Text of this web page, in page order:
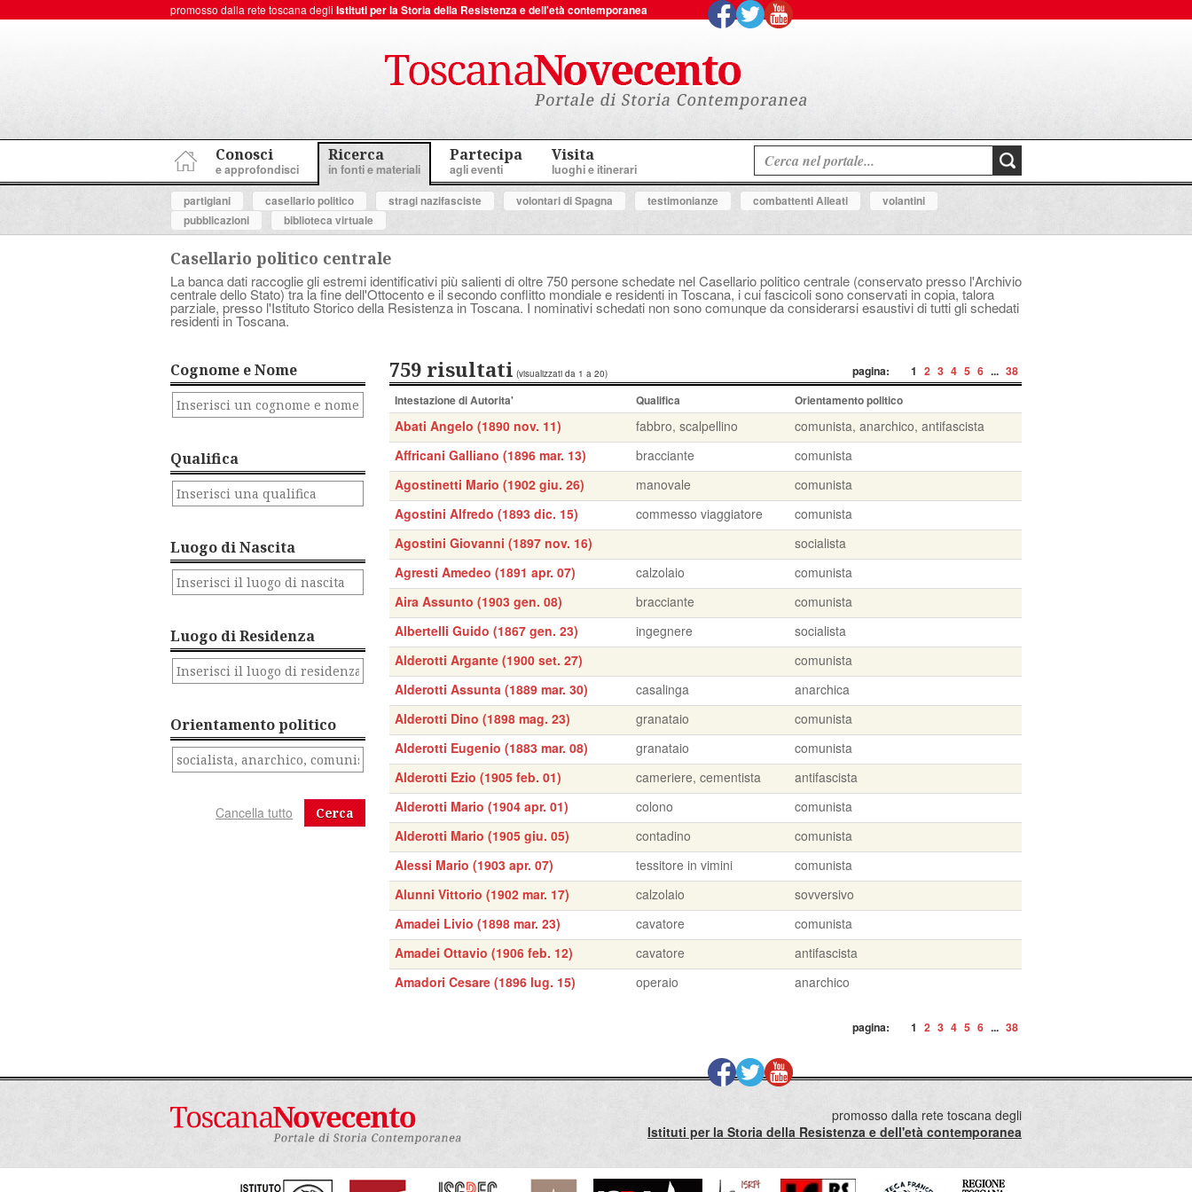
promosso dalla rete toscana degli Istituti per la Storia della Resistenza e dell'età contemporanea
Conosci
e approfondisci
Ricerca
in fonti e materiali
Partecipa
agli eventi
Visita
luoghi e itinerari
partigiani
casellario politico stragi nazifasciste volontari di Spagna testimonianze combattenti Alleati
volantini
pubblicazioni
biblioteca virtuale
Casellario politico centrale
La banca dati raccoglie gli estremi identificativi più salienti di oltre 750 persone schedate nel Casellario politico centrale (conservato presso l'Archivio
centrale dello Stato) tra la fine dell'Ottocento e il secondo conflitto mondiale e residenti in Toscana, i cui fascicoli sono conservati in copia, talora
parziale, presso l'Istituto Storico della Resistenza in Toscana. I nominativi schedati non sono comunque da considerarsi esaustivi di tutti gli schedati
residenti in Toscana.
Cognome e Nome
Qualifica
Luogo di Nascita
Luogo di Residenza
Orientamento politico
Cerca
pagina: 1 2 3 4 5 6 ... 38
759 risultati (visualizzati da 1 a 20)
Intestazione di Autorita' Qualifica Orientamento politico
Abati Angelo (1890 nov. 11) fabbro, scalpellino
comunista, anarchico, antifascista
Affricani Galliano (1896 mar. 13)
bracciante
comunista
Agostinetti Mario (1902 giu. 26)
manovale
comunista
Agostini Alfredo (1893 dic. 15)
commesso viaggiatore
comunista
Agostini Giovanni (1897 nov. 16)
socialista
Agresti Amedeo (1891 apr. 07)
calzolaio
comunista
Aira Assunto (1903 gen. 08)
bracciante
comunista
Albertelli Guido (1867 gen. 23)
ingegnere
socialista
Alderotti Argante (1900 set. 27)
comunista
Alderotti Assunta (1889 mar. 30)
casalinga
anarchica
Alderotti Dino (1898 mag. 23)
granataio
comunista
Alderotti Eugenio (1883 mar. 08)
granataio
comunista
Alderotti Ezio (1905 feb. 01)
cameriere, cementista
antifascista
Alderotti Mario (1904 apr. 01)
colono
comunista
Alderotti Mario (1905 giu. 05)
contadino
comunista
Alessi Mario (1903 apr. 07)
tessitore in vimini
comunista
Alunni Vittorio (1902 mar. 17)
calzolaio
sovversivo
Amadei Livio (1898 mar. 23)
cavatore
comunista
Amadei Ottavio (1906 feb. 12)
cavatore
antifascista
Amadori Cesare (1896 lug. 15)
operaio anarchico
pagina: 1 2 3 4 5 6 ... 38
promosso dalla rete toscana degli
Istituti per la Storia della Resistenza e dell'età contemporanea